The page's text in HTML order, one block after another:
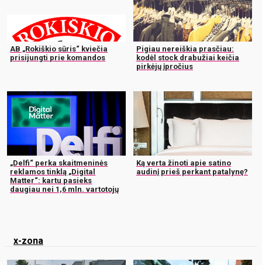
AB „Rokiškio sūris“ kviečia
prisijungti prie komandos
Pigiau nereiškia prasčiau:
kodėl stock drabužiai keičia
pirkėjų įpročius
„Delfi“ perka skaitmeninės
reklamos tinklą „Digital
Matter“: kartu pasieks
daugiau nei 1,6 mln. vartotojų
Ką verta žinoti apie satino
audinį prieš perkant patalynę?
x-zona